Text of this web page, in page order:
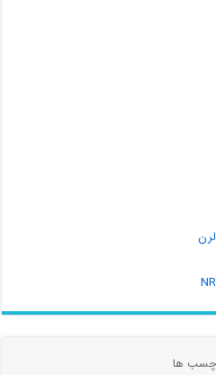
ها